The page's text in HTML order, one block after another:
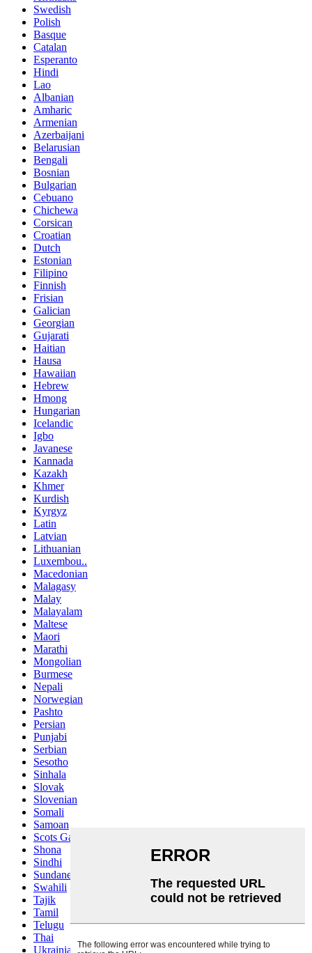
Swedish
Polish
Basque
Catalan
Esperanto
Hindi
Lao
Albanian
Amharic
Armenian
Azerbaijani
Belarusian
Bengali
Bosnian
Bulgarian
Cebuano
Chichewa
Corsican
Croatian
Dutch
Estonian
Filipino
Finnish
Frisian
Galician
Georgian
Gujarati
Haitian
Hausa
Hawaiian
Hebrew
Hmong
Hungarian
Icelandic
Igbo
Javanese
Kannada
Kazakh
Khmer
Kurdish
Kyrgyz
Latin
Latvian
Lithuanian
Luxembou..
Macedonian
Malagasy
Malay
Malayalam
Maltese
Maori
Marathi
Mongolian
Burmese
Nepali
Norwegian
Pashto
Persian
Punjabi
Serbian
Sesotho
Sinhala
Slovak
Slovenian
Somali
Samoan
Scots Gaelic
Shona
Sindhi
Sundanese
Swahili
Tajik
Tamil
Telugu
Thai
Ukrainian